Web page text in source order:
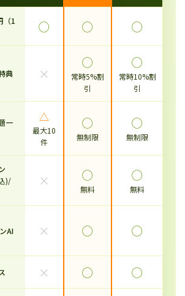
（1
◯ ◯ ◯
典 ×
◯
常時5%割
引
◯
常時10%割
引
一
△
最大10
件
◯
無制限
◯
無制限
)/
× ◯
無料
◯
無料
AI
× ◯ ◯
× ◯ ◯